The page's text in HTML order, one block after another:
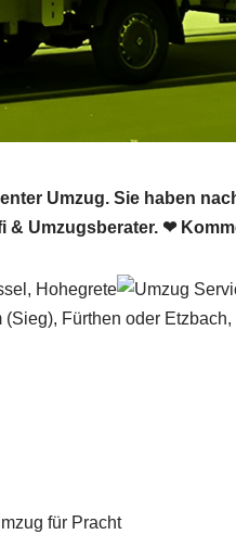
Umzug. Sie haben
Umzugsberater. ❤